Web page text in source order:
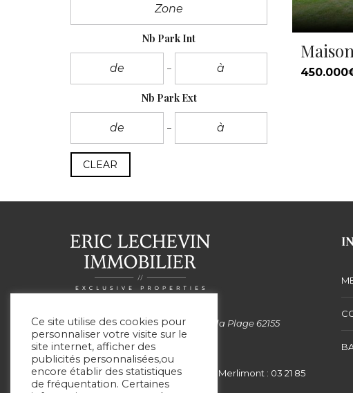
Nb Park Int
Nb Park Ext
CLEAR
Siège social: 99 Avenue de la Plage 62155
MERLIMONT
Le Touquet : 03 21 05 75 05 - Merlimont : 03 21 85
00 51
Ce site utilise des cookies pour
personnaliser votre visite sur le
site internet, afficher des
publicités personnalisées,ou
encore établir des statistiques
de fréquentation. Certaines